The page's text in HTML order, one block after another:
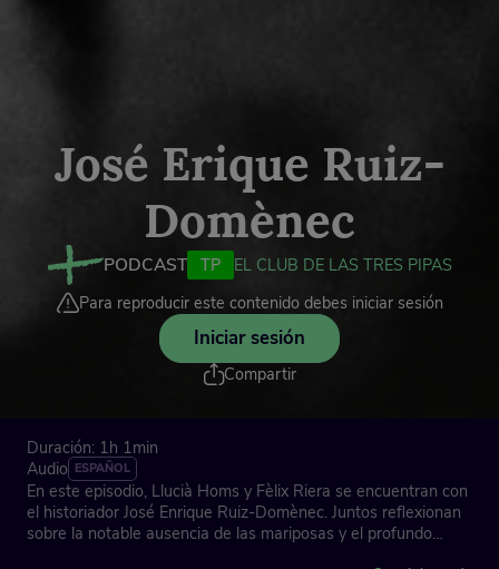
José Erique Ruiz-
Domènec
PODCAST TP
EL CLUB DE LAS TRES PIPAS
Para reproducir este contenido debes iniciar sesión
Iniciar sesión
Compartir
Duración: 1h 1min
Audio ESPAÑOL
En este episodio, Llucià Homs y Fèlix Riera se encuentran con
el historiador José Enrique Ruiz-Domènec. Juntos reflexionan
sobre la notable ausencia de las mariposas y el profundo